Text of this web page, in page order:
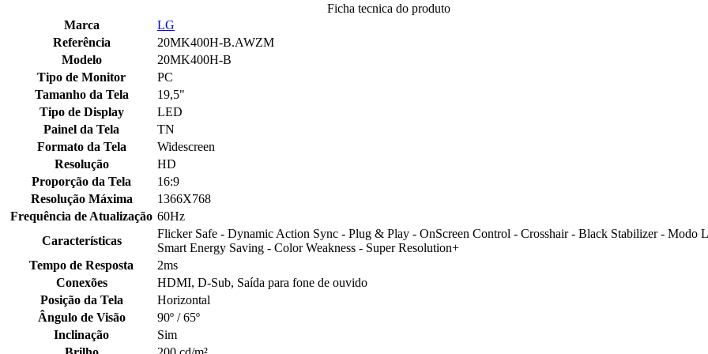
Ficha tecnica do produto
Marca
LG
Referência
20MK400H-B.AWZM
Modelo
20MK400H-B
Tipo de Monitor
PC
Tamanho da Tela
19,5"
Tipo de Display
LED
Painel da Tela
TN
Formato da Tela
Widescreen
Resolução
HD
Proporção da Tela
16:9
Resolução Máxima
1366X768
Frequência de Atualização 60Hz
Características
Flicker Safe - Dynamic Action Sync - Plug & Play - OnScreen Control - Crosshair - Black Stabilizer - Modo
Smart Energy Saving - Color Weakness - Super Resolution+
Tempo de Resposta
2ms
Conexões
HDMI, D-Sub, Saída para fone de ouvido
Posição da Tela
Horizontal
Ângulo de Visão
90º / 65º
Inclinação
Sim